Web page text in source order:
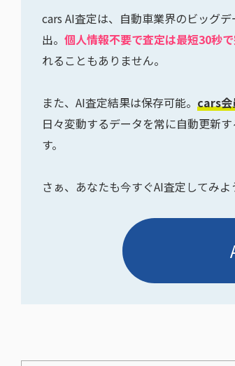
cars AI査定は、自動車業界のビッグ
出。 個人情報不要で査定は最短30秒で
れることもありません。
また、AI査定結果は保存可能。 cars会
日々変動するデータを常に自動更新
す。
さぁ、あなたも今すぐAI査定してみよ